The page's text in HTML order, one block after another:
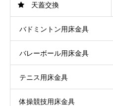
天蓋交換
バドミントン用床金具
バレーボール用床金具
テニス用床金具
体操競技用床金具